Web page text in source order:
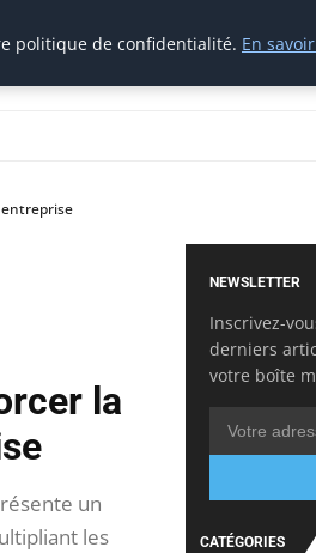
la
un
les
NEWSLETTER
Inscrivez-
derniers
votre boîte
CATÉGORIES
politique de confidentialité. En